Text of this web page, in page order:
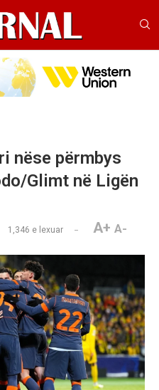
nëse përmbys
Glimt në Ligën
1,346 e lexuar A+ A-